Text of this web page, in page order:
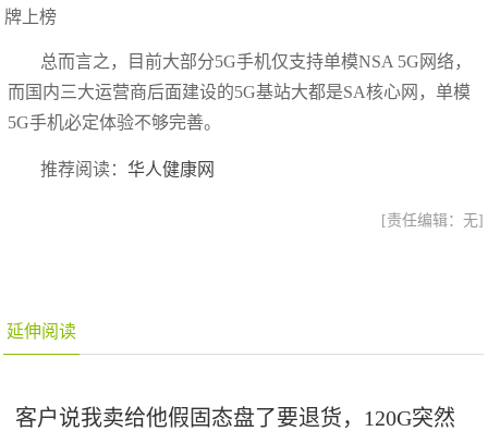
总而言之，目前大部分5G手机仅支持单模NSA 5G网络，
而国内三大运营商后面建设的5G基站大都是SA核心网，单模
5G手机必定体验不够完善。
推荐阅读：华人健康网
[责任编辑：无]
延伸阅读
客户说我卖给他假固态盘了要退货，120G突然